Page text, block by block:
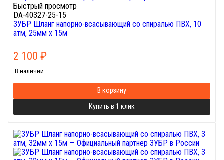
Быстрый просмотр
DA-40327-25-15
ЗУБР Шланг напорно-всасывающий со спиралью ПВХ, 10
атм, 25мм х 15м
2 100 ₽
В наличии
В корзину
Купить в 1 клик